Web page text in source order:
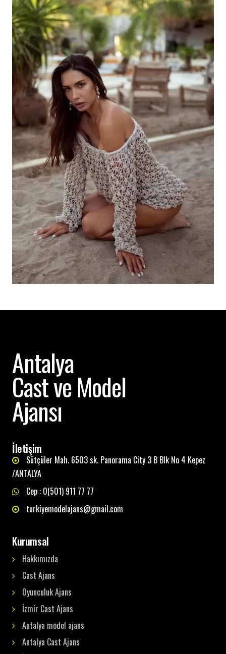
Antalya
Cast ve Model
Ajansı
İletişim
Sütçüler Mah. 6503 sk. Panorama City 3 B Blk No 4 Kepez
/ANTALYA
Cep : 0(501) 911 77 77
turkiyemodelajans@gmail.com
Kurumsal
Hakkımızda
Cast Ajans
Oyunculuk Ajans
İzmir Cast Ajans
Antalya model ajans
Antalya Cast Ajans